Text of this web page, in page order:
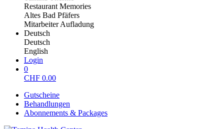
Restaurant Memories
Altes Bad Pfäfers
Mitarbeiter Aufladung
Deutsch
Deutsch
English
Login
0
CHF 0.00
Gutscheine
Behandlungen
Abonnements & Packages